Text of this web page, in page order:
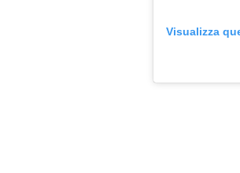
Visualizza